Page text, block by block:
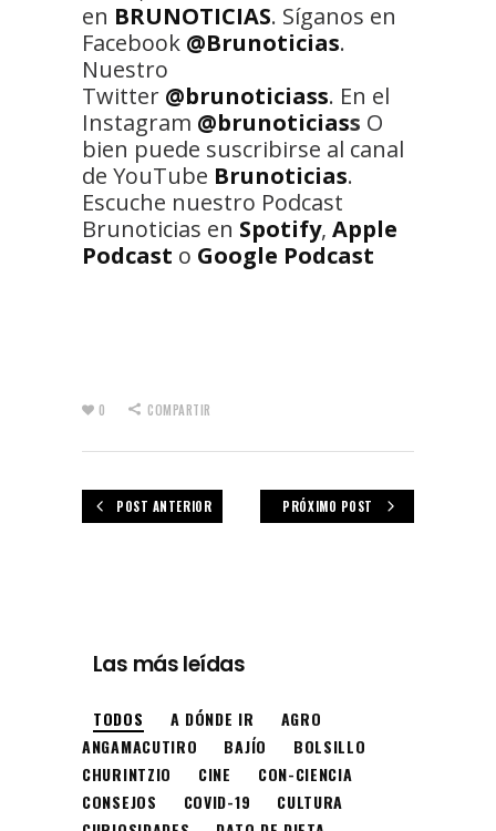
en BRUNOTICIAS. Síganos en
Facebook @Brunoticias.
Nuestro
Twitter @brunoticiass. En el
Instagram @brunoticiass O
bien puede suscribirse al canal
de YouTube Brunoticias.
Escuche nuestro Podcast
Brunoticias en Spotify, Apple
Podcast o Google Podcast
0 COMPARTIR
POST ANTERIOR PRÓXIMO POST
Las más leídas
TODOS A DÓNDE IR
AGRO
ANGAMACUTIRO
BAJÍO
BOLSILLO
CHURINTZIO
CINE
CON-CIENCIA
CONSEJOS
COVID-19
CULTURA